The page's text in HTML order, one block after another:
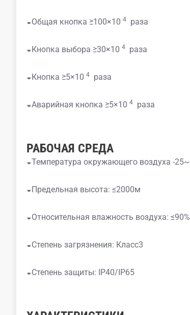
◒Общая кнопка ≥100×10 4 раза
◒Кнопка выбора ≥30×10 4 раза
◒Кнопка ≥5×10 4 раза
◒Аварийная кнопка ≥5×10 4 раза
РАБОЧАЯ СРЕДА
◒Температура окружающего воздуха -
◒Предельная высота: ≤2000м
◒Относительная влажность воздуха: ≤90%
◒Степень загрязнения: Класс3
◒Степень защиты: IP40/IP65